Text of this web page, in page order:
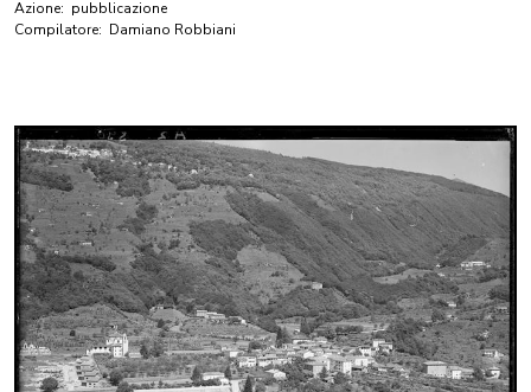
Azione: pubblicazione
Compilatore: Damiano Robbiani